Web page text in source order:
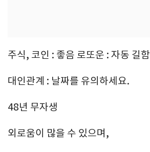
주식, 코인 : 좋음 로또운 : 자동 길함
대인관계 : 날짜를 유의하세요.
48년 무자생
외로움이 많을 수 있으며,